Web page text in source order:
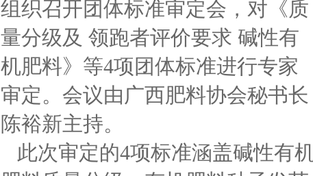
组织召开团体标准审定会，对《质
量分级及 领跑者评价要求 碱性有
机肥料》等4项团体标准进行专家
审定。会议由广西肥料协会秘书长
陈裕新主持。
此次审定的4项标准涵盖碱性有